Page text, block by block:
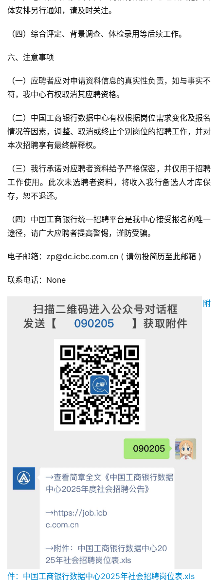
体安排另行通知，请及时关注。
（四）综合评定、背景调查、体检录用等后续工作。
六、注意事项
（一）应聘者应对申请资料信息的真实性负责，如与事实不
符，我中心有权取消其应聘资格。
（二）中国工商银行数据中心有权根据岗位需求变化及报名
情况等因素，调整、取消或终止个别岗位的招聘工作，并对
本次招聘享有最终解释权。
（三）我行承诺对应聘者资料给予严格保密，并仅用于招聘
工作使用。此次未选聘者资料，将收入我行备选人才库保
存，恕不退还。
（四）中国工商银行统一招聘平台是我中心接受报名的唯一
途径，请广大应聘者提高警惕，谨防受骗。
电子邮箱：zp@dc.icbc.com.cn ( 请勿投简历至此邮箱 )
联系电话：None
附
件：中国工商银行数据中心2025年社会招聘岗位表.xls